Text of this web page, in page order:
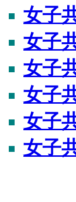
女子
女子
女子
女子
女子
女子